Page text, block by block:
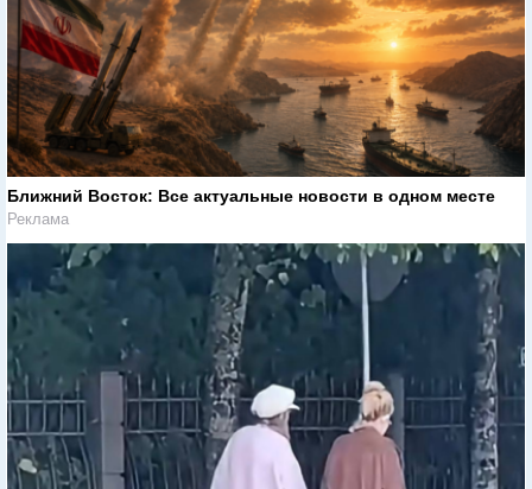
Ближний Восток: Все актуальные новости в одном месте
Реклама